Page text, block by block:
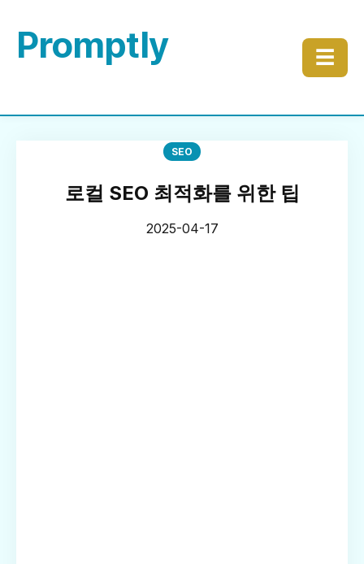
Promptly ☰
SEO
로컬 SEO 최적화를 위한 팁
2025-04-17